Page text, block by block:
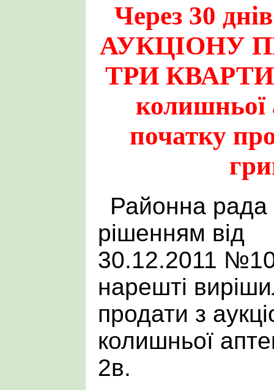
Через 30
АУКЦІОНУ
ТРИ
початку
Районна рада
рішенням від
30.12.2011
нарешті
продати з
колишньої
2в.